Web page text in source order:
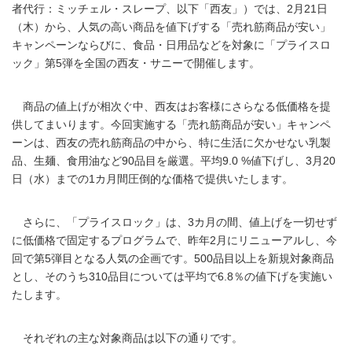
者代行：ミッチェル・スレープ、以下「西友」）では、2月21日
（木）から、人気の高い商品を値下げする「売れ筋商品が安い」
キャンペーンならびに、食品・日用品などを対象に「プライスロ
ック」第5弾を全国の西友・サニーで開催します。
商品の値上げが相次ぐ中、西友はお客様にさらなる低価格を提
供してまいります。今回実施する「売れ筋商品が安い」キャンペ
ーンは、西友の売れ筋商品の中から、特に生活に欠かせない乳製
品、生麺、食用油など90品目を厳選。平均9.0 %値下げし、3月20
日（水）までの1カ月間圧倒的な価格で提供いたします。
さらに、「プライスロック」は、3カ月の間、値上げを一切せず
に低価格で固定するプログラムで、昨年2月にリニューアルし、今
回で第5弾目となる人気の企画です。500品目以上を新規対象商品
とし、そのうち310品目については平均で6.8％の値下げを実施い
たします。
それぞれの主な対象商品は以下の通りです。